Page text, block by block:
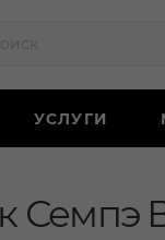
УСЛУГИ
Семпэ